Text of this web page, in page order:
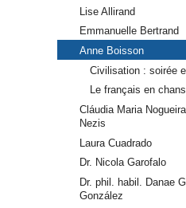
Lise Allirand
Emmanuelle Bertrand
Anne Boisson
Civilisation : soirée
Le français en
Cláudia Maria
Nezis
Laura Cuadrado
Dr. Nicola Garofalo
Dr. phil. habil. Danae
González